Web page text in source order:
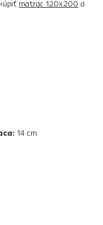
matrac 120x200 a
14 cm